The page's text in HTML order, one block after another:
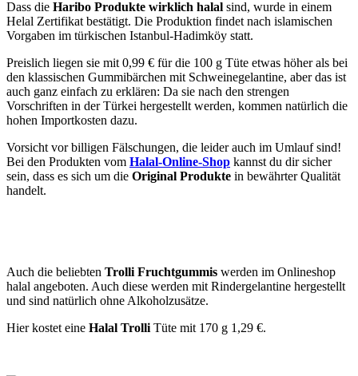
Dass die Haribo Produkte wirklich halal sind, wurde in einem
Helal Zertifikat bestätigt. Die Produktion findet nach islamischen
Vorgaben im türkischen Istanbul-Hadimköy statt.
Preislich liegen sie mit 0,99 € für die 100 g Tüte etwas höher als bei
den klassischen Gummibärchen mit Schweinegelantine, aber das ist
auch ganz einfach zu erklären: Da sie nach den strengen
Vorschriften in der Türkei hergestellt werden, kommen natürlich die
hohen Importkosten dazu.
Vorsicht vor billigen Fälschungen, die leider auch im Umlauf sind!
Bei den Produkten vom Halal-Online-Shop kannst du dir sicher
sein, dass es sich um die Original Produkte in bewährter Qualität
handelt.
Auch die beliebten Trolli Fruchtgummis werden im Onlineshop
halal angeboten. Auch diese werden mit Rindergelantine hergestellt
und sind natürlich ohne Alkoholzusätze.
Hier kostet eine Halal TrolliTüte mit 170 g 1,29 €.